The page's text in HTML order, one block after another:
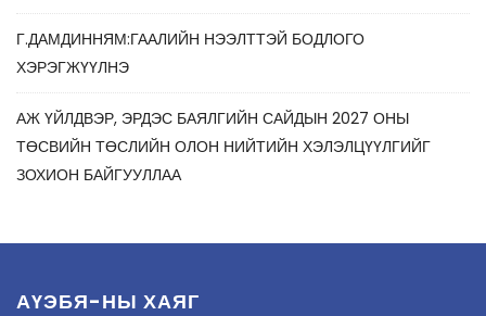
Г.ДАМДИННЯМ:ГААЛИЙН НЭЭЛТТЭЙ БОДЛОГО
ХЭРЭГЖҮҮЛНЭ
АЖ ҮЙЛДВЭР, ЭРДЭС БАЯЛГИЙН САЙДЫН 2027 ОНЫ
ТӨСВИЙН ТӨСЛИЙН ОЛОН НИЙТИЙН ХЭЛЭЛЦҮҮЛГИЙГ
ЗОХИОН БАЙГУУЛЛАА
АҮЭБЯ-НЫ ХАЯГ